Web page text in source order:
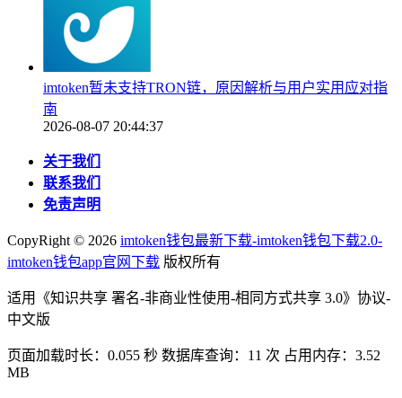
imtoken暂未支持TRON链，原因解析与用户实用应对指
南
2026-08-07 20:44:37
关于我们
联系我们
免责声明
CopyRight © 2026 imtoken钱包最新下载-imtoken钱包下载2.0-
imtoken钱包app官网下载 版权所有
适用《知识共享 署名-非商业性使用-相同方式共享 3.0》协议-
中文版
页面加载时长：0.055 秒 数据库查询：11 次 占用内存：3.52
MB